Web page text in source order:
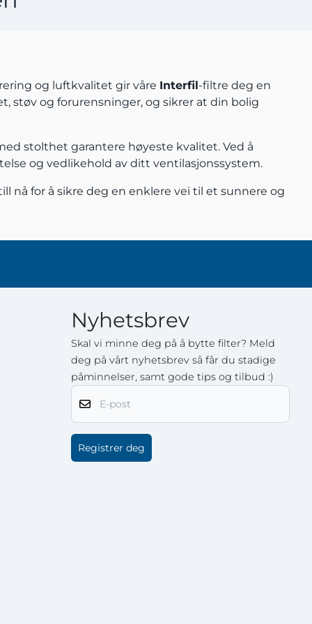
og luftkvalitet gir våre Interfil-filtre deg en
støv og forurensninger, og sikrer at din bolig
stolthet garantere høyeste kvalitet. Ved å
og vedlikehold av ditt ventilasjonssystem.
nå for å sikre deg en enklere vei til et sunnere og
Nyhetsbrev
Skal vi minne deg på å bytte filter? Meld
deg på vårt nyhetsbrev så får du stadige
påminnelser, samt gode tips og tilbud :)
E-post
Registrer deg